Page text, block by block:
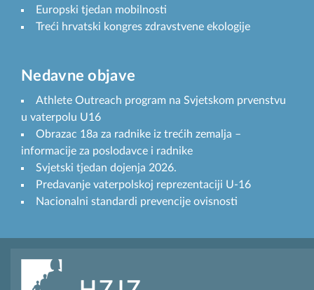
Europski tjedan mobilnosti
Treći hrvatski kongres zdravstvene ekologije
Nedavne objave
Athlete Outreach program na Svjetskom prvenstvu
u vaterpolu U16
Obrazac 18a za radnike iz trećih zemalja –
informacije za poslodavce i radnike
Svjetski tjedan dojenja 2026.
Predavanje vaterpolskoj reprezentaciji U-16
Nacionalni standardi prevencije ovisnosti